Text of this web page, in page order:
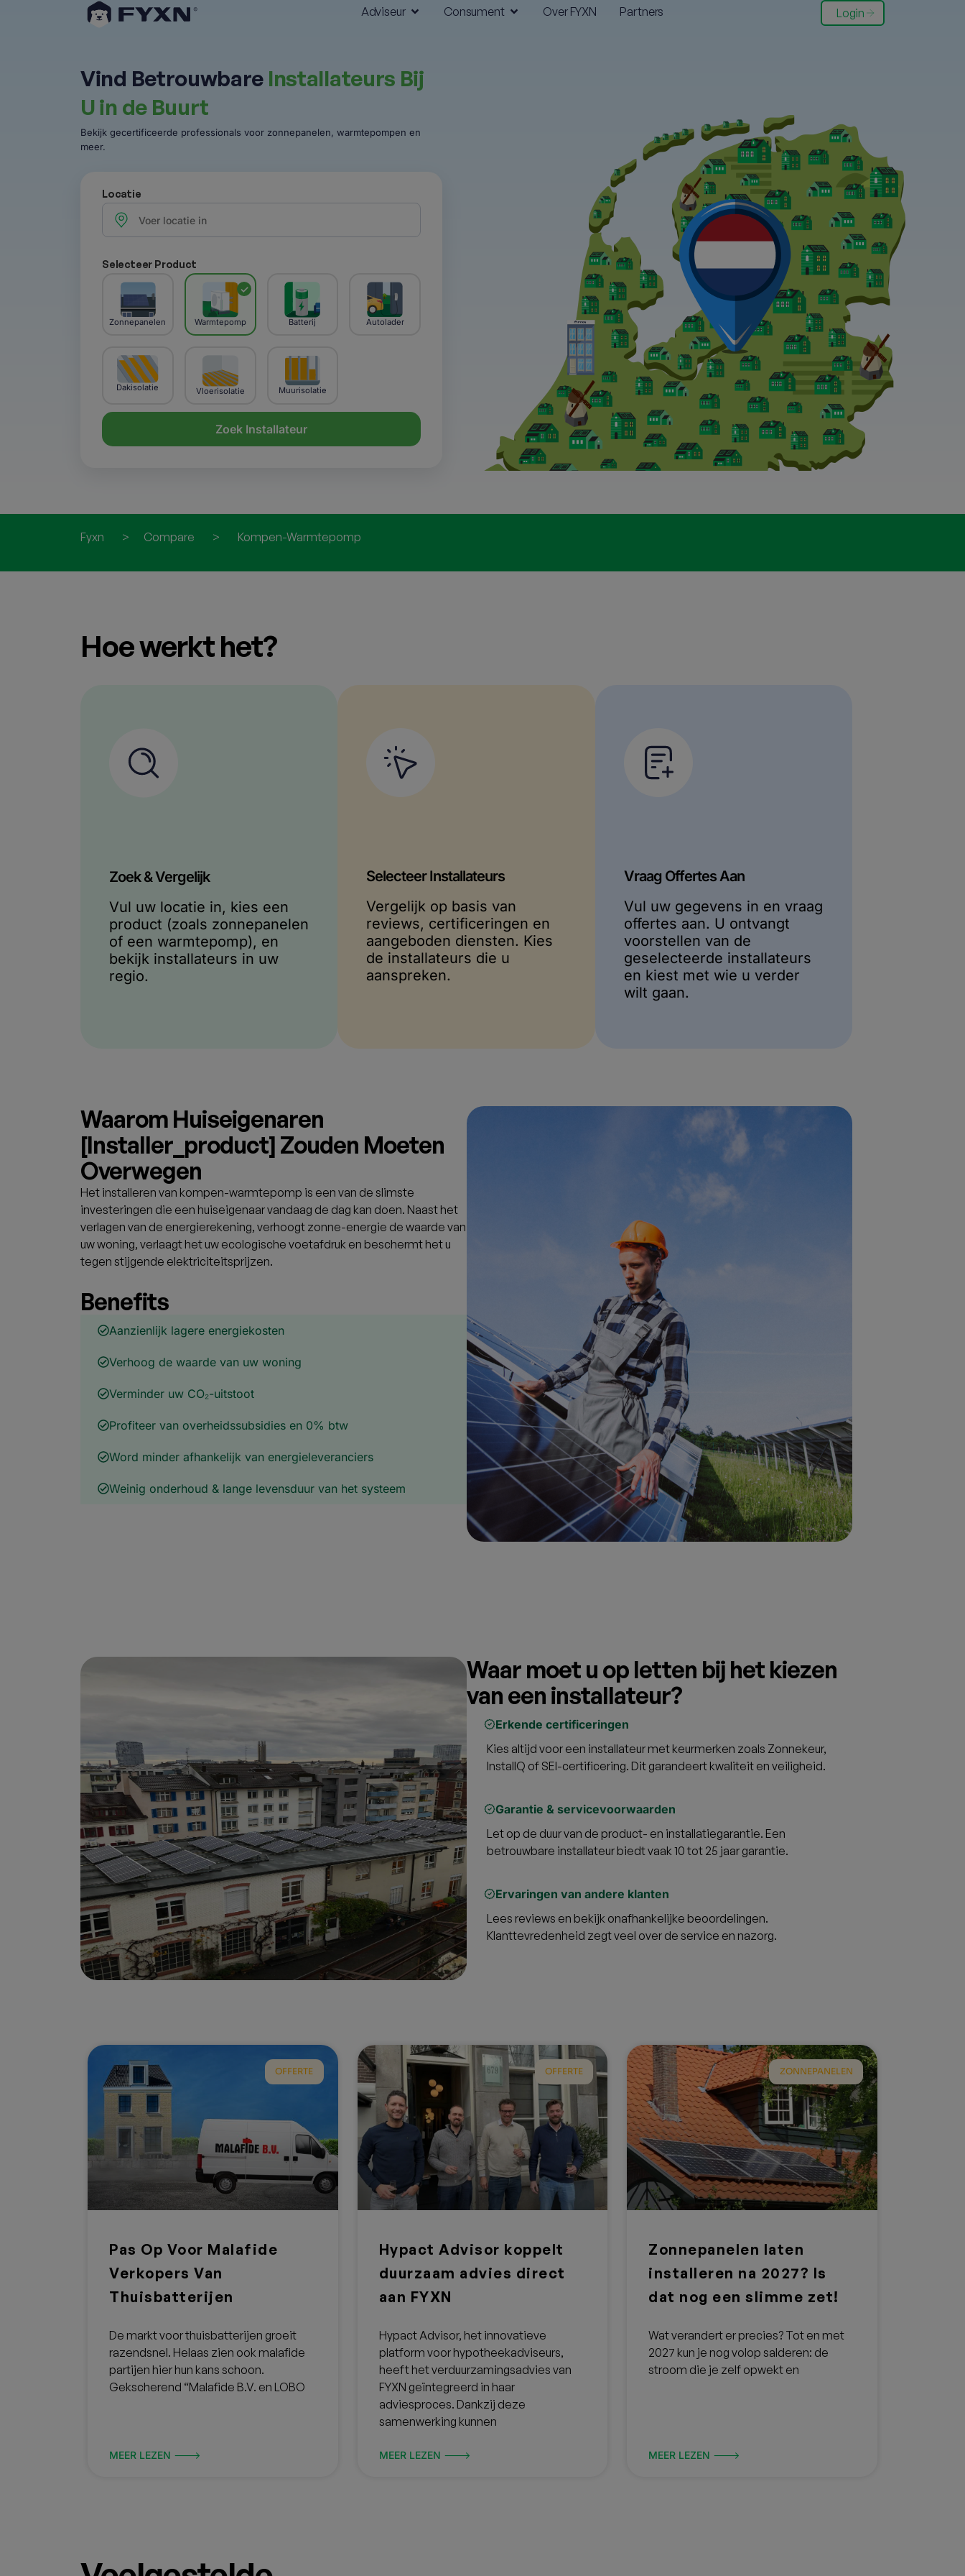
Adviseur Consument Over FYXN Partners Login
Vind Betrouwbare Installateurs Bij
U in de Buurt
Bekijk gecertificeerde professionals voor zonnepanelen, warmtepompen en
meer.
Locatie
Selecteer Product
Zonnepanelen Warmtepomp Batterij Autolader
Dakisolatie Vloerisolatie Muurisolatie
Zoek Installateur
Fyxn > Compare > Kompen-Warmtepomp
Hoe werkt het?
Zoek & Vergelijk​
Vul uw locatie in, kies een
product (zoals zonnepanelen
of een warmtepomp), en
bekijk installateurs in uw
regio.
Selecteer Installateurs
Vergelijk op basis van
reviews, certificeringen en
aangeboden diensten. Kies
de installateurs die u
aanspreken.
Vraag Offertes Aan
Vul uw gegevens in en vraag
offertes aan. U ontvangt
voorstellen van de
geselecteerde installateurs
en kiest met wie u verder
wilt gaan.
Waarom Huiseigenaren
[installer_product] Zouden Moeten
Overwegen
Het installeren van kompen-warmtepomp is een van de slimste
investeringen die een huiseigenaar vandaag de dag kan doen. Naast het
verlagen van de energierekening, verhoogt zonne-energie de waarde van
uw woning, verlaagt het uw ecologische voetafdruk en beschermt het u
tegen stijgende elektriciteitsprijzen.
Benefits
Aanzienlijk lagere energiekosten
Verhoog de waarde van uw woning
Verminder uw CO₂-uitstoot
Profiteer van overheids­s­ubsidies en 0% btw
Word minder afhankelijk van energieleveranciers
Weinig onderhoud & lange levensduur van het systeem
Waar moet u op letten bij het kiezen
van een installateur?
Erkende certificeringen
Kies altijd voor een installateur met keurmerken zoals Zonnekeur,
InstallQ of SEI-certificering. Dit garandeert kwaliteit en veiligheid.
Garantie & servicevoorwaarden
Let op de duur van de product- en installatiegarantie. Een
betrouwbare installateur biedt vaak 10 tot 25 jaar garantie.
Ervaringen van andere klanten
Lees reviews en bekijk onafhankelijke beoordelingen.
Klanttevredenheid zegt veel over de service en nazorg.
OFFERTE
Pas Op Voor Malafide
Verkopers Van
Thuisbatterijen
De markt voor thuisbatterijen groeit
razendsnel. Helaas zien ook malafide
partijen hier hun kans schoon.
Gekscherend “Malafide B.V. en LOBO
MEER LEZEN 🡒
OFFERTE
Hypact Advisor koppelt
duurzaam advies direct
aan FYXN
Hypact Advisor, het innovatieve
platform voor hypotheekadviseurs,
heeft het verduurzamingsadvies van
FYXN geïntegreerd in haar
adviesproces. Dankzij deze
samenwerking kunnen
MEER LEZEN 🡒
ZONNEPANELEN
Zonnepanelen laten
installeren na 2027? Is
dat nog een slimme zet!
Wat verandert er precies? ‍Tot en met
2027 kun je nog volop salderen: de
stroom die je zelf opwekt en
MEER LEZEN 🡒